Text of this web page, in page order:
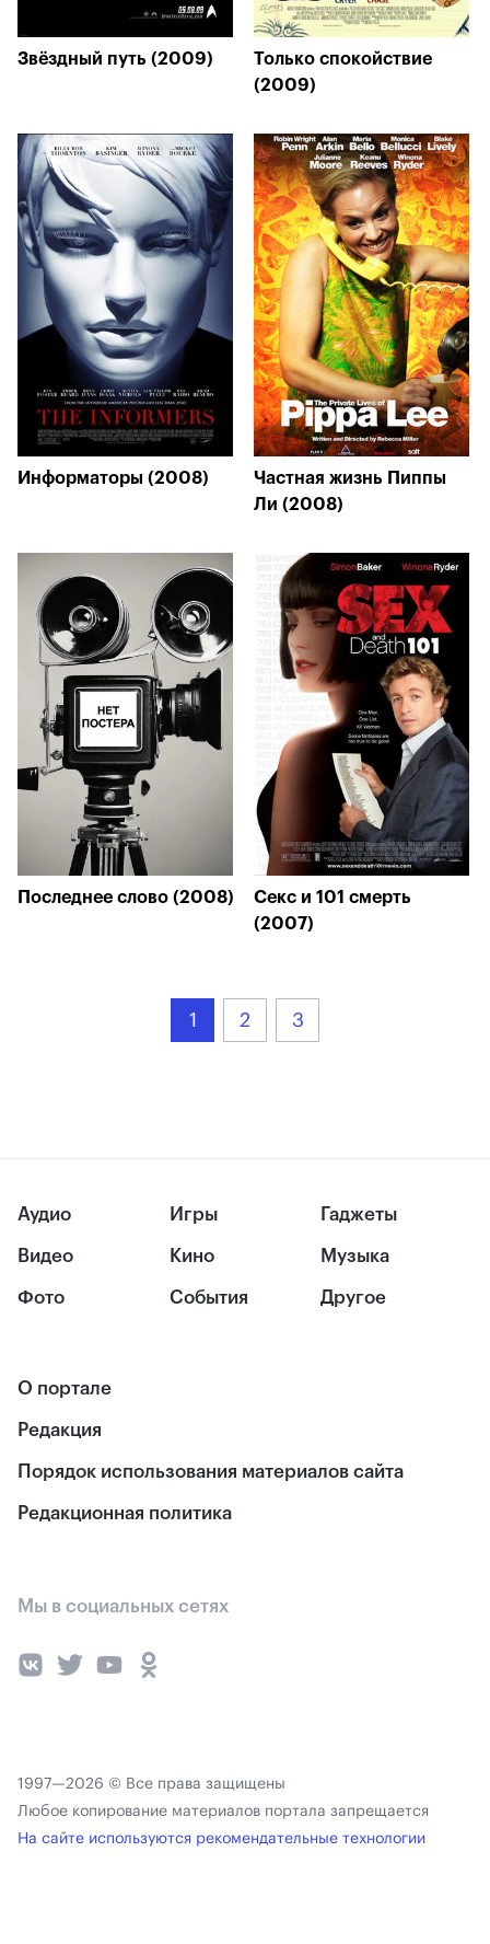
Звёздный путь (2009)
Только спокойствие
(2009)
Информаторы (2008)
Частная жизнь Пиппы
Ли (2008)
Последнее слово (2008)
Секс и 101 смерть
(2007)
1 2 3
Аудио
Видео
Фото
Игры
Кино
События
Гаджеты
Музыка
Другое
О портале
Редакция
Порядок использования материалов сайта
Редакционная политика
Мы в социальных сетях
1997—2026 © Все права защищены
Любое копирование материалов портала запрещается
На сайте используются рекомендательные технологии